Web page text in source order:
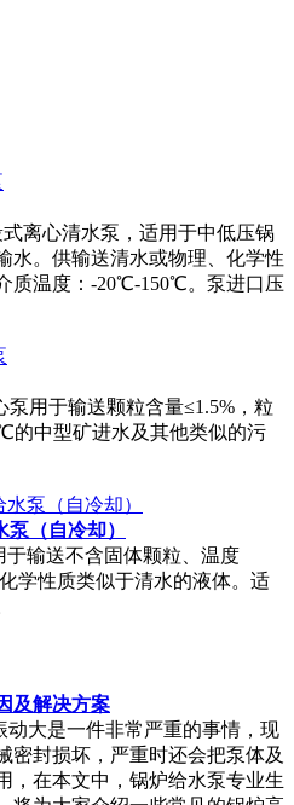
离心清水泵，适用于中低压锅
水。供输送清水或物理、化学性
质温度：-20℃-150℃。泵进口压
用于输送颗粒含量≤1.5%，粒
的中型矿进水及其他类似的污
（自冷却）
于输送不含固体颗粒、温度
学性质类似于清水的液体。适
及解决方案
大是一件非常严重的事情，现
密封损坏，严重时还会把泵体及
，在本文中，锅炉给水泵专业生